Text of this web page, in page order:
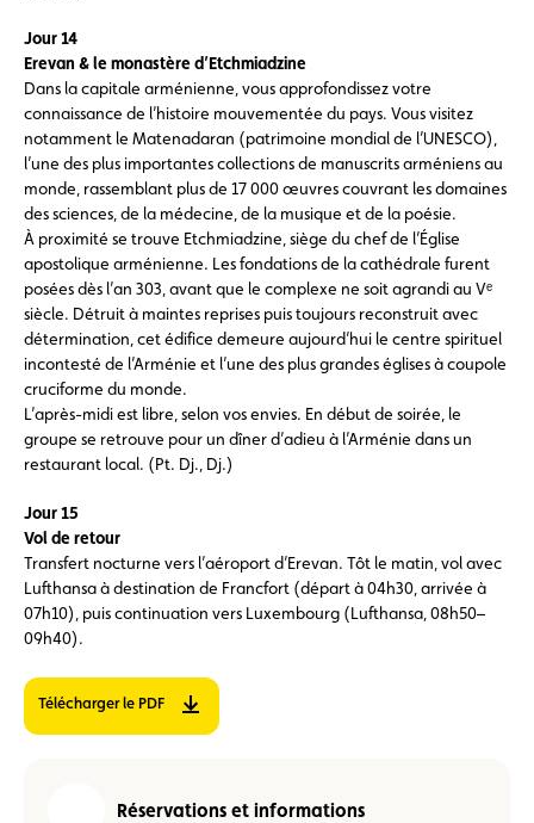
Jour 14
Erevan & le monastère d’Etchmiadzine
Dans la capitale arménienne, vous approfondissez votre
connaissance de l’histoire mouvementée du pays. Vous visitez
notamment le Matenadaran (patrimoine mondial de l’UNESCO),
l’une des plus importantes collections de manuscrits arméniens au
monde, rassemblant plus de 17 000 œuvres couvrant les domaines
des sciences, de la médecine, de la musique et de la poésie.
À proximité se trouve Etchmiadzine, siège du chef de l’Église
apostolique arménienne. Les fondations de la cathédrale furent
posées dès l’an 303, avant que le complexe ne soit agrandi au Vᵉ
siècle. Détruit à maintes reprises puis toujours reconstruit avec
détermination, cet édifice demeure aujourd’hui le centre spirituel
incontesté de l’Arménie et l’une des plus grandes églises à coupole
cruciforme du monde.
L’après-midi est libre, selon vos envies. En début de soirée, le
groupe se retrouve pour un dîner d’adieu à l’Arménie dans un
restaurant local. (Pt. Dj., Dj.)
Jour 15
Vol de retour
Transfert nocturne vers l’aéroport d’Erevan. Tôt le matin, vol avec
Lufthansa à destination de Francfort (départ à 04h30, arrivée à
07h10), puis continuation vers Luxembourg (Lufthansa, 08h50–
09h40).
Télécharger le PDF
Réservations et informations